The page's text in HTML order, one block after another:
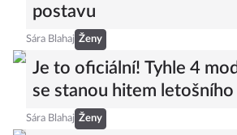
postavu
Sára Blahaj Ženy
Je to oficiální! Tyhle 4
se stanou hitem letošního
Sára Blahaj Ženy